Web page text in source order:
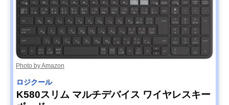
Photo by Amazon
ロジクール
K580スリム マルチデバイス ワイヤレスキー